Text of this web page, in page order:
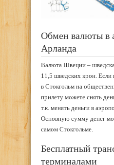
Обмен валюты в
Арланда
Валюта Швеции –
11,5 шведских крон. Если
в Стокгольм на
прилету можете снять
т.к. менять деньги в
Основную сумму денег
самом Стокгольме.
Бесплатный
терминалами